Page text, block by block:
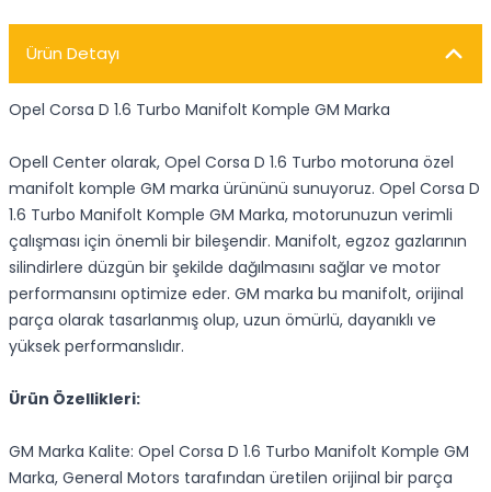
Ürün Detayı
Opel Corsa D 1.6 Turbo Manifolt Komple GM Marka
Opell Center olarak, Opel Corsa D 1.6 Turbo motoruna özel
manifolt komple GM marka ürününü sunuyoruz. Opel Corsa D
1.6 Turbo Manifolt Komple GM Marka, motorunuzun verimli
çalışması için önemli bir bileşendir. Manifolt, egzoz gazlarının
silindirlere düzgün bir şekilde dağılmasını sağlar ve motor
performansını optimize eder. GM marka bu manifolt, orijinal
parça olarak tasarlanmış olup, uzun ömürlü, dayanıklı ve
yüksek performanslıdır.
Ürün Özellikleri:
GM Marka Kalite: Opel Corsa D 1.6 Turbo Manifolt Komple GM
Marka, General Motors tarafından üretilen orijinal bir parça